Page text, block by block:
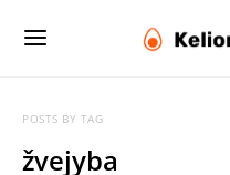
POSTS BY TAG
žvejyba